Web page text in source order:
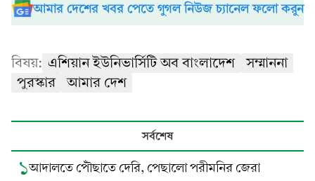
আমার দেশের খবর পেতে গুগল নিউজ চ্যানেল ফলো করুন
বিষয়: এশিয়ান ইউনিভার্সিটি অব বাংলাদেশ
সম্মাননা
পুরস্কার
আমার দেশ
সর্বশেষ
১আদালতে পৌঁছাতে দেরি, পেছালো পরীমনির জেরা